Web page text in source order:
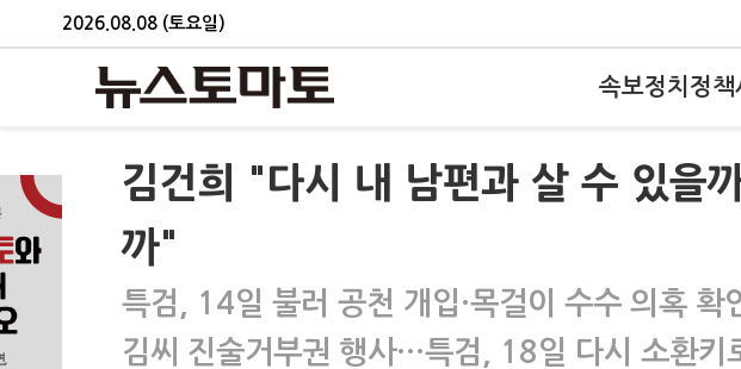
2026.08.08 (토요일)
속보정치 정책
김건희 "다시 내 남편과 살 수 있을
까"
특검, 14일 불러 공천 개입·목걸이 수수 의혹 확
김씨 진술거부권 행사…특검, 18일 다시 소환키